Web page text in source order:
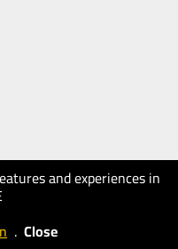
and experiences in
. Close